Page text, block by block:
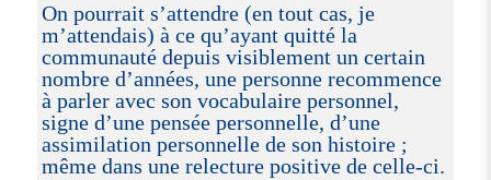
On pourrait s’attendre (en tout cas, je
m’attendais) à ce qu’ayant quitté la
communauté depuis visiblement un certain
nombre d’années, une personne recommence
à parler avec son vocabulaire personnel,
signe d’une pensée personnelle, d’une
assimilation personnelle de son histoire ;
même dans une relecture positive de celle-ci.